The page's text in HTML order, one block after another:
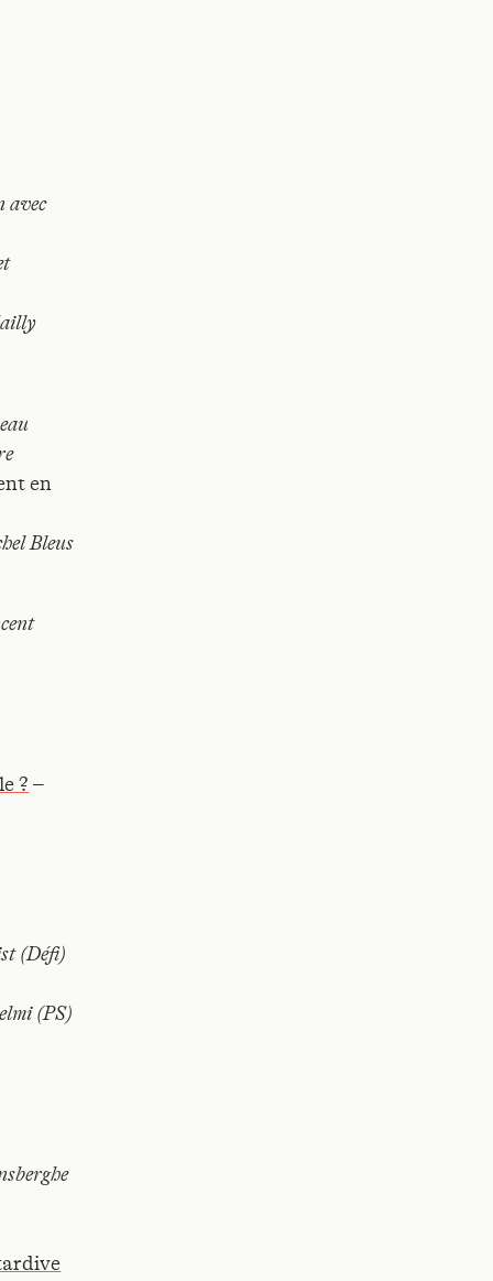
avec
en
Bleus
? –
(Défi)
(PS)